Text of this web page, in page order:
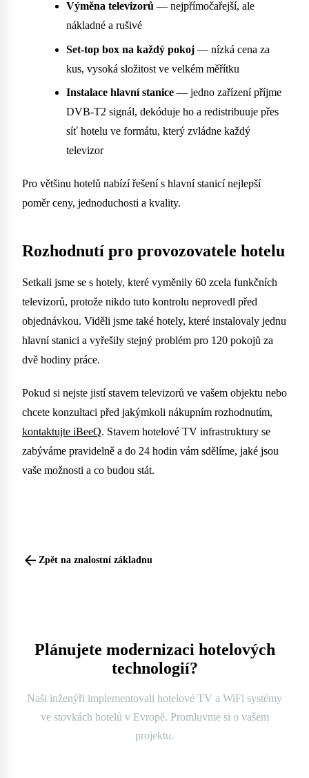
Výměna televizorů — nejpřímočařejší, ale
nákladné a rušivé
Set-top box na každý pokoj — nízká cena za
kus, vysoká složitost ve velkém měřítku
Instalace hlavní stanice — jedno zařízení příjme
DVB-T2 signál, dekóduje ho a redistribuuje přes
síť hotelu ve formátu, který zvládne každý
televizor
Pro většinu hotelů nabízí řešení s hlavní stanicí nejlepší
poměr ceny, jednoduchosti a kvality.
Rozhodnutí pro provozovatele hotelu
Setkali jsme se s hotely, které vyměnily 60 zcela funkčních
televizorů, protože nikdo tuto kontrolu neprovedl před
objednávkou. Viděli jsme také hotely, které instalovaly jednu
hlavní stanici a vyřešily stejný problém pro 120 pokojů za
dvě hodiny práce.
Pokud si nejste jistí stavem televizorů ve vašem objektu nebo
chcete konzultaci před jakýmkoli nákupním rozhodnutím,
kontaktujte iBeeQ. Stavem hotelové TV infrastruktury se
zabýváme pravidelně a do 24 hodin vám sdělíme, jaké jsou
vaše možnosti a co budou stát.
arrow_back Zpět na znalostní základnu
Plánujete modernizaci hotelových
technologií?
Naši inženýři implementovali hotelové TV a WiFi systémy
ve stovkách hotelů v Evropě. Promluvme si o vašem
projektu.